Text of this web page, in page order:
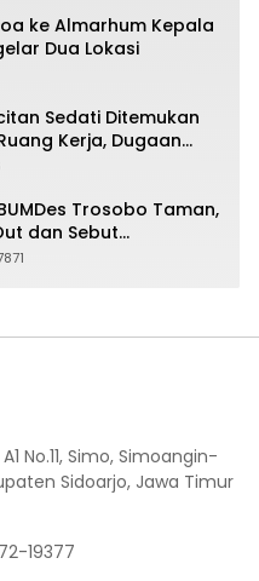
ke Almarhum Kepala
Dua Lokasi
Sedati Ditemukan
Kerja, Dugaan
Trosobo Taman,
dan Sebut
No.11, Simo, Simoangin-
Sidoarjo, Jawa Timur
19377